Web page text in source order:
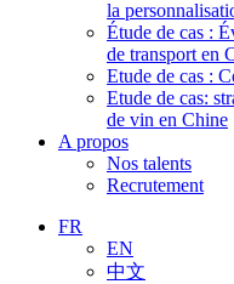
la
Étude de cas :
de transport en
Etude de cas :
Etude de cas:
de vin en Chine
A propos
Nos talents
Recrutement
FR
EN
中文